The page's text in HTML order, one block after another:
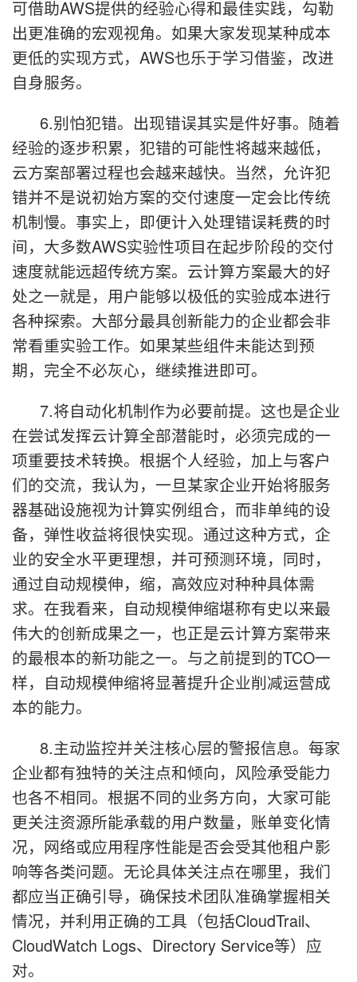
可借助AWS提供的经验心得和最佳实践，勾勒
出更准确的宏观视角。如果大家发现某种成本
更低的实现方式，AWS也乐于学习借鉴，改进
自身服务。
6.别怕犯错。出现错误其实是件好事。随着
经验的逐步积累，犯错的可能性将越来越低，
云方案部署过程也会越来越快。当然，允许犯
错并不是说初始方案的交付速度一定会比传统
机制慢。事实上，即便计入处理错误耗费的时
间，大多数AWS实验性项目在起步阶段的交付
速度就能远超传统方案。云计算方案最大的好
处之一就是，用户能够以极低的实验成本进行
各种探索。大部分最具创新能力的企业都会非
常看重实验工作。如果某些组件未能达到预
期，完全不必灰心，继续推进即可。
7.将自动化机制作为必要前提。这也是企业
在尝试发挥云计算全部潜能时，必须完成的一
项重要技术转换。根据个人经验，加上与客户
们的交流，我认为，一旦某家企业开始将服务
器基础设施视为计算实例组合，而非单纯的设
备，弹性收益将很快实现。通过这种方式，企
业的安全水平更理想，并可预测环境，同时，
通过自动规模伸，缩，高效应对种种具体需
求。在我看来，自动规模伸缩堪称有史以来最
伟大的创新成果之一，也正是云计算方案带来
的最根本的新功能之一。与之前提到的TCO一
样，自动规模伸缩将显著提升企业削减运营成
本的能力。
8.主动监控并关注核心层的警报信息。每家
企业都有独特的关注点和倾向，风险承受能力
也各不相同。根据不同的业务方向，大家可能
更关注资源所能承载的用户数量，账单变化情
况，网络或应用程序性能是否会受其他租户影
响等各类问题。无论具体关注点在哪里，我们
都应当正确引导，确保技术团队准确掌握相关
情况，并利用正确的工具（包括CloudTrail、
CloudWatch Logs、Directory Service等）应
对。